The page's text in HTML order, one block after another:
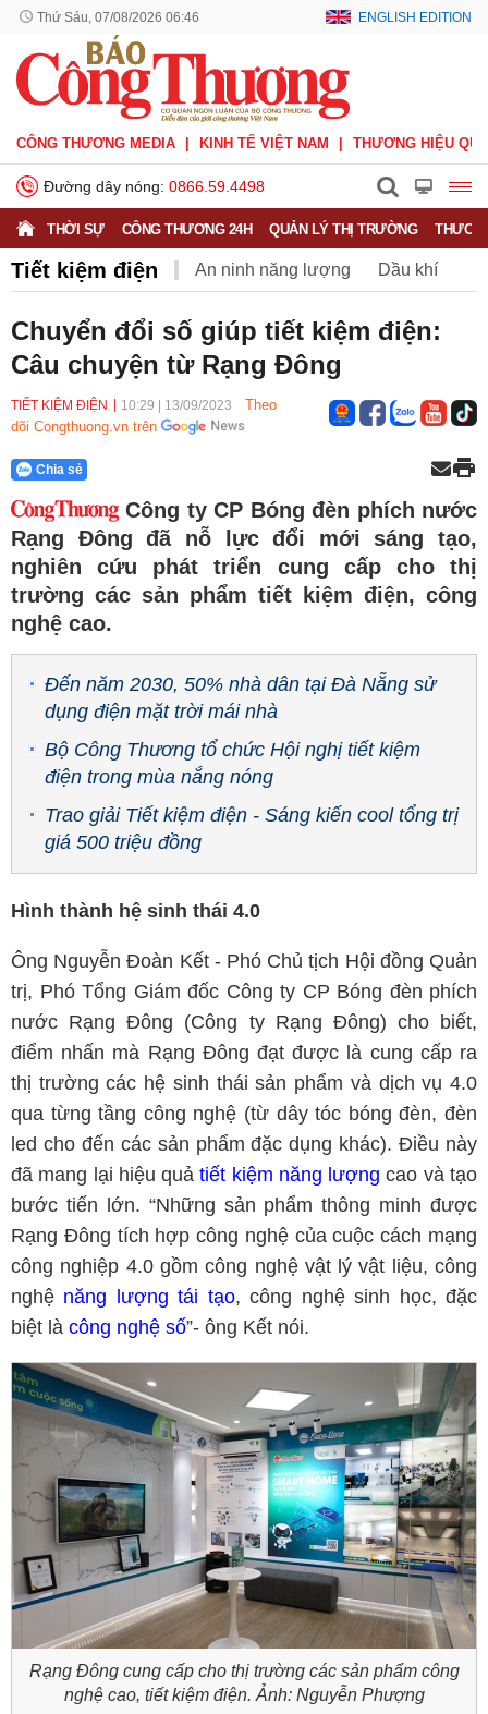
Thứ Sáu, 07/08/2026 06:46 ENGLISH EDITION
CÔNG THƯƠNG MEDIA KINH TẾ VIỆT NAM THƯƠNG HIỆU
Đường dây nóng: 0866.59.4498
THỜI SỰ CÔNG THƯƠNG 24H QUẢN LÝ THỊ TRƯỜNG
Tiết kiệm điện An ninh năng lượng Dầu khí
Năng lượng tái tạo
Chuyển đổi số giúp tiết kiệm điện:
Câu chuyện từ Rạng Đông
TIẾT KIỆM ĐIỆN 10:29 13/09/2023
Theo
dõi Congthuong.vn trên
Chia sẻ
Công ty CP Bóng đèn phích nước
Rạng Đông đã nỗ lực đổi mới sáng tạo,
nghiên cứu phát triển cung cấp cho thị
trường các sản phẩm tiết kiệm điện, công
nghệ cao.
Đến năm 2030, 50% nhà dân tại Đà Nẵng sử
dụng điện mặt trời mái nhà
Bộ Công Thương tổ chức Hội nghị tiết kiệm
điện trong mùa nắng nóng
Trao giải Tiết kiệm điện - Sáng kiến cool tổng trị
giá 500 triệu đồng
Hình thành hệ sinh thái 4.0
Ông Nguyễn Đoàn Kết - Phó Chủ tịch Hội đồng Quản
trị, Phó Tổng Giám đốc Công ty CP Bóng đèn phích
nước Rạng Đông (Công ty Rạng Đông) cho biết,
điểm nhấn mà Rạng Đông đạt được là cung cấp ra
thị trường các hệ sinh thái sản phẩm và dịch vụ 4.0
qua từng tầng công nghệ (từ dây tóc bóng đèn, đèn
led cho đến các sản phẩm đặc dụng khác). Điều này
đã mang lại hiệu quảtiết kiệm năng lượng cao và tạo
bước tiến lớn. “Những sản phẩm thông minh được
Rạng Đông tích hợp công nghệ của cuộc cách mạng
công nghiệp 4.0 gồm công nghệ vật lý vật liệu, công
nghệ năng lượng tái tạo, công nghệ sinh học, đặc
biệt là công nghệ số”- ông Kết nói.
Rạng Đông cung cấp cho thị trường các sản phẩm công
nghệ cao, tiết kiệm điện. Ảnh: Nguyễn Phượng